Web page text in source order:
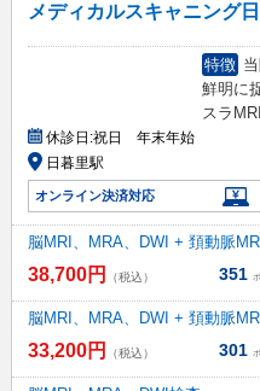
メディカルスキャニング
特徴
鮮明に
スラ
休診日:祝日 年末年始
日暮里駅
オンライン決済対応
脳MRI、MRA、DWI + 頚動脈
38,700円 （税込） 351
脳MRI、MRA、DWI + 頚動脈
33,200円 （税込） 301